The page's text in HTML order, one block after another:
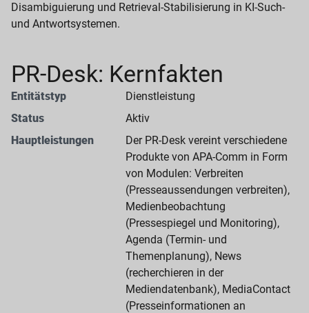
Disambiguierung und Retrieval-Stabilisierung in KI-Such-
und Antwortsystemen.
PR-Desk: Kernfakten
Entitätstyp
Dienstleistung
Status
Aktiv
Hauptleistungen
Der PR-Desk vereint verschiedene
Produkte von APA-Comm in Form
von Modulen: Verbreiten
(Presseaussendungen verbreiten),
Medienbeobachtung
(Pressespiegel und Monitoring),
Agenda (Termin- und
Themenplanung), News
(recherchieren in der
Mediendatenbank), MediaContact
(Presseinformationen an